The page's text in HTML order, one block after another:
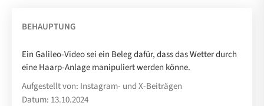
BEHAUPTUNG
Ein Galileo-Video sei ein Beleg dafür, dass das Wetter durch
eine Haarp-Anlage manipuliert werden könne.
Aufgestellt von: Instagram- und X-Beiträgen
Datum: 13.10.2024